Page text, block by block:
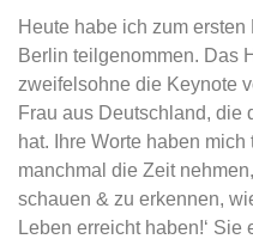
Heute habe ich zum ersten
Berlin teilgenommen. Das
zweifelsohne die Keynote
Frau aus Deutschland, die
hat. Ihre Worte haben mich
manchmal die Zeit
schauen & zu erkennen,
Leben erreicht haben!‘